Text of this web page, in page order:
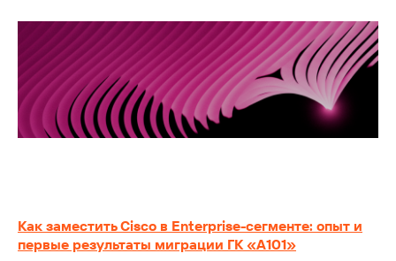
Как заместить Cisco в Enterprise-сегменте: опыт и
первые результаты миграции ГК «А101»